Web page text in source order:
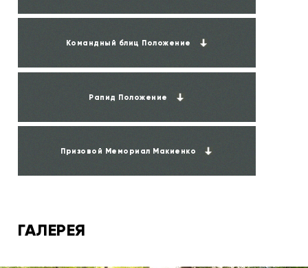
Командный блиц Положение
Рапид Положение
Призовой Мемориал Макиенко
ГАЛЕРЕЯ